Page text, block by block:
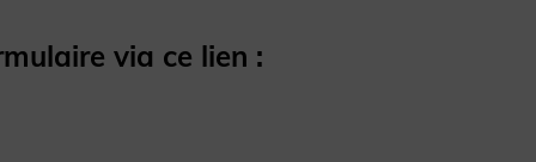
via ce lien :